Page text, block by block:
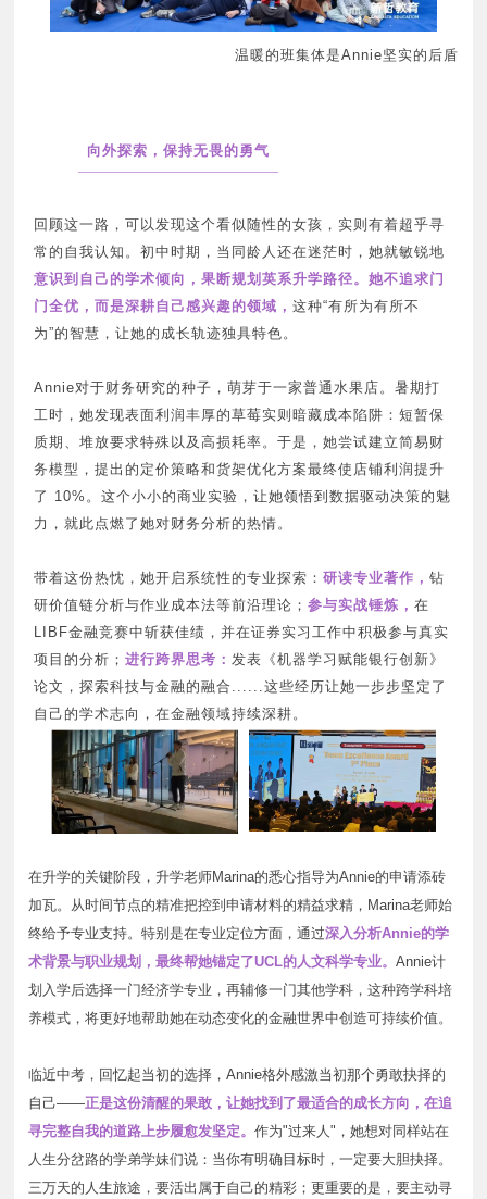
温暖的班集体是Annie坚实的后盾
向外探索，保持无畏的勇气
回顾这一路，可以发现这个看似随性的女孩，实则有着超乎寻
常的自我认知。初中时期，当同龄人还在迷茫时，她就敏锐地
意识到自己的学术倾向，果断规划英系升学路径。她不追求门
门全优，而是深耕自己感兴趣的领域， 这种“有所为有所不
为”的智慧，让她的成长轨迹独具特色。
Annie对于财务研究的种子，萌芽于一家普通水果店。暑期打
工时，她发现表面利润丰厚的草莓实则暗藏成本陷阱：短暂保
质期、堆放要求特殊以及高损耗率。于是，她尝试建立简易财
务模型，提出的定价策略和货架优化方案最终使店铺利润提升
了 10%。这个小小的商业实验，让她领悟到数据驱动决策的魅
力，就此点燃了她对财务分析的热情。
带着这份热忱，她开启系统性的专业探索： 研读专业著作， 钻
研价值链分析与作业成本法等前沿理论； 参与实战锤炼， 在
LIBF金融竞赛中斩获佳绩，并在证券实习工作中积极参与真实
项目的分析； 进行跨界思考： 发表《机器学习赋能银行创新》
论文，探索科技与金融的融合......这些经历让她一步步坚定了
自己的学术志向，在金融领域持续深耕。
在升学的关键阶段，升学老师Marina的悉心指导为Annie的申请添砖
加瓦。从时间节点的精准把控到申请材料的精益求精，Marina老师始
终给予专业支持。特别是在专业定位方面，通过深入分析Annie的学
术背景与职业规划，最终帮她锚定了UCL的人文科学专业。 Annie计
划入学后选择一门经济学专业，再辅修一门其他学科，这种跨学科培
养模式，将更好地帮助她在动态变化的金融世界中创造可持续价值。
临近中考，回忆起当初的选择，Annie格外感激当初那个勇敢抉择的
自己——正是这份清醒的果敢，让她找到了最适合的成长方向，在追
寻完整自我的道路上步履愈发坚定。 作为"过来人"，她想对同样站在
人生分岔路的学弟学妹们说：当你有明确目标时，一定要大胆抉择。
三万天的人生旅途，要活出属于自己的精彩；更重要的是，要主动寻